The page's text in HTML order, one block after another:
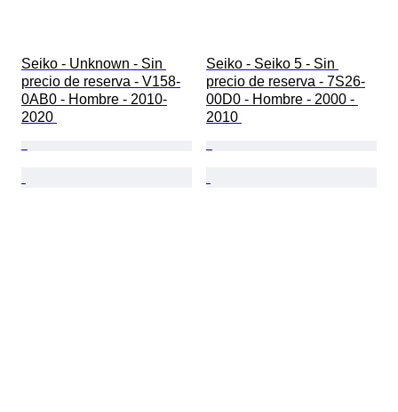
Seiko - Unknown - Sin
precio de reserva - V158-
0AB0 - Hombre - 2010-
2020
Seiko - Seiko 5 - Sin
precio de reserva - 7S26-
00D0 - Hombre - 2000 -
2010